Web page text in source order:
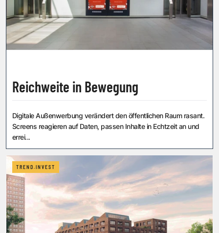
Reichweite in Bewegung
Digitale Außenwerbung verändert den öffentlichen Raum rasant.
Screens reagieren auf Daten, passen Inhalte in Echtzeit an und
errei...
TREND.INVEST